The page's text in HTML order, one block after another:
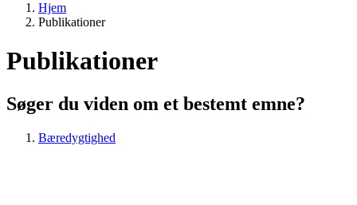
Hjem
Publikationer
Publikationer
Søger du viden om et bestemt emne?
Bæredygtighed